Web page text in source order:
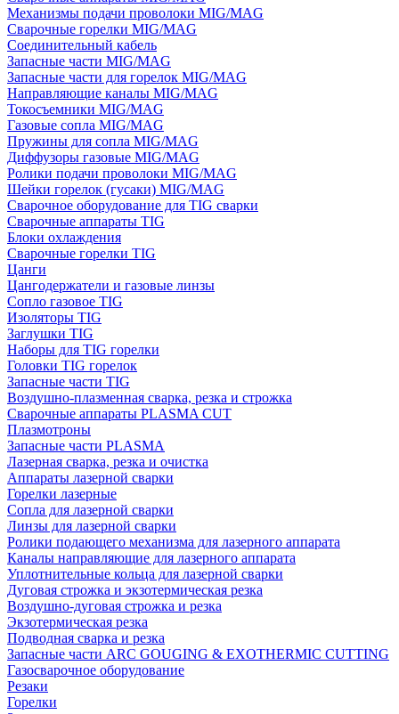
Механизмы подачи проволоки MIG/MAG
Сварочные горелки MIG/MAG
Соединительный кабель
Запасные части MIG/MAG
Запасные части для горелок MIG/MAG
Направляющие каналы MIG/MAG
Токосъемники MIG/MAG
Газовые сопла MIG/MAG
Пружины для сопла MIG/MAG
Диффузоры газовые MIG/MAG
Ролики подачи проволоки MIG/MAG
Шейки горелок (гусаки) MIG/MAG
Сварочное оборудование для TIG сварки
Сварочные аппараты TIG
Блоки охлаждения
Сварочные горелки TIG
Цанги
Цангодержатели и газовые линзы
Сопло газовое TIG
Изоляторы TIG
Заглушки TIG
Наборы для TIG горелки
Головки TIG горелок
Запасные части TIG
Воздушно-плазменная сварка, резка и строжка
Сварочные аппараты PLASMA CUT
Плазмотроны
Запасные части PLASMA
Лазерная сварка, резка и очистка
Аппараты лазерной сварки
Горелки лазерные
Сопла для лазерной сварки
Линзы для лазерной сварки
Ролики подающего механизма для лазерного аппарата
Каналы направляющие для лазерного аппарата
Уплотнительные кольца для лазерной сварки
Дуговая строжка и экзотермическая резка
Воздушно-дуговая строжка и резка
Экзотермическая резка
Подводная сварка и резка
Запасные части ARC GOUGING & EXOTHERMIC CUTTING
Газосварочное оборудование
Резаки
Горелки